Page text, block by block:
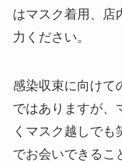
はマスク着用、店
力ください。
感染収束に向けて
ではありますが、
くマスク越しで
でお会いできるこ